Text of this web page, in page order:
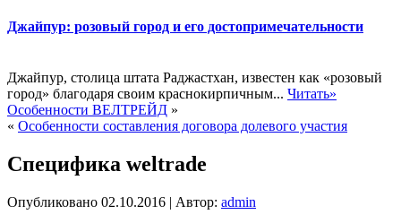
Джайпур: розовый город и его достопримечательности
Джайпур, столица штата Раджастхан, известен как «розовый
город» благодаря своим краснокирпичным... Читать»
Особенности ВЕЛТРЕЙД »
« Особенности составления договора долевого участия
Специфика weltrade
Опубликовано 02.10.2016 | Автор: admin